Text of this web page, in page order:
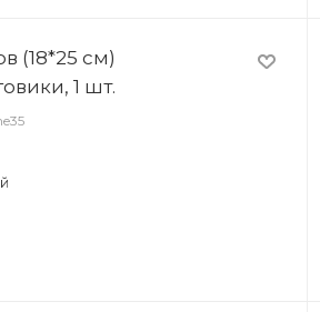
(18*25 см)
1 шт.